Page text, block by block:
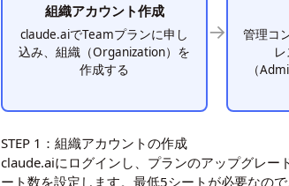
組織アカウント作成
claude.aiでTeamプランに申し
込み、組織（Organization）を
作成する
→
管理コ
（
STEP 1：組織アカウントの作成
claude.aiにログインし、プランのアップグレー
ート数を設定します。最低5シートが必要なの